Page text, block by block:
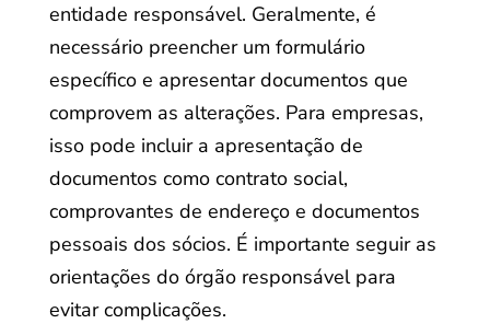
entidade responsável. Geralmente, é
necessário preencher um formulário
específico e apresentar documentos que
comprovem as alterações. Para empresas,
isso pode incluir a apresentação de
documentos como contrato social,
comprovantes de endereço e documentos
pessoais dos sócios. É importante seguir as
orientações do órgão responsável para
evitar complicações.